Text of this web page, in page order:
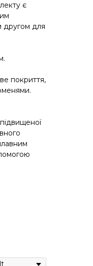
є
другом для
покриття,